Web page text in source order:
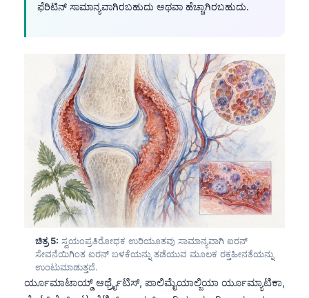
ಫೆರಿಟಿನ್ ಸಾಮಾನ್ಯವಾಗಿರಬಹುದು ಅಥವಾ ಹೆಚ್ಚಾಗಿರಬಹುದು.
ಚಿತ್ರ 5: ಸ್ವಯಂಪ್ರತಿರೋಧಕ ಉರಿಯೂತವು ಸಾಮಾನ್ಯವಾಗಿ ಐರನ್
ಸೇವನೆಯಿಗಿಂತ ಐರನ್ ಬಳಕೆಯನ್ನು ತಡೆಯುವ ಮೂಲಕ ರಕ್ತಹೀನತೆಯನ್ನು
ಉಂಟುಮಾಡುತ್ತದೆ.
ರ್ಯೂಮಾಟಾಯ್ಡ್ ಆರ್ಥ್ರೈಟಿಸ್, ಪಾಲಿಮೈಯಾಲ್ಜಿಯಾ ರ್ಯೂಮ್ಯಾಟಿಕಾ,